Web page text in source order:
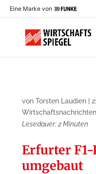
Eine Marke von
von Torsten Laudien|
Wirtschaftsnachrichten
Lesedauer: 2 Minuten
Erfurter
umgebaut